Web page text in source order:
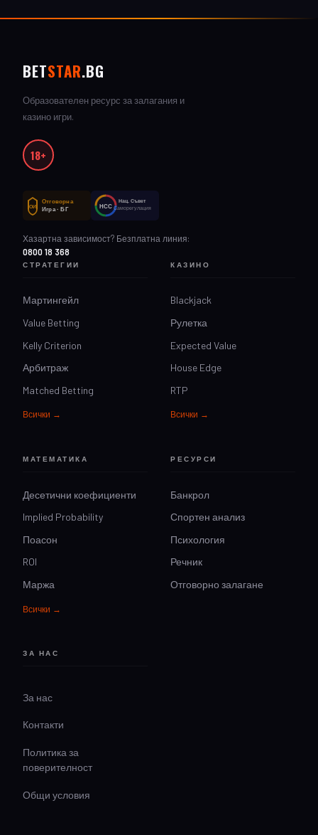
BETSTAR.BG
Образователен ресурс за залагания и
казино игри.
18+
ОИ
Отговорна
Игра · БГ
НСС
Нац. Съвет
Саморегулация
Хазартна зависимост? Безплатна линия:
0800 18 368
СТРАТЕГИИ
Мартингейл
Value Betting
Kelly Criterion
Арбитраж
Matched Betting
Всички →
КАЗИНО
Blackjack
Рулетка
Expected Value
House Edge
RTP
Всички →
МАТЕМАТИКА
Десетични коефициенти
Implied Probability
Поасон
ROI
Маржа
Всички →
РЕСУРСИ
Банкрол
Спортен анализ
Психология
Речник
Отговорно залагане
ЗА НАС
За нас
Контакти
Политика за
поверителност
Общи условия